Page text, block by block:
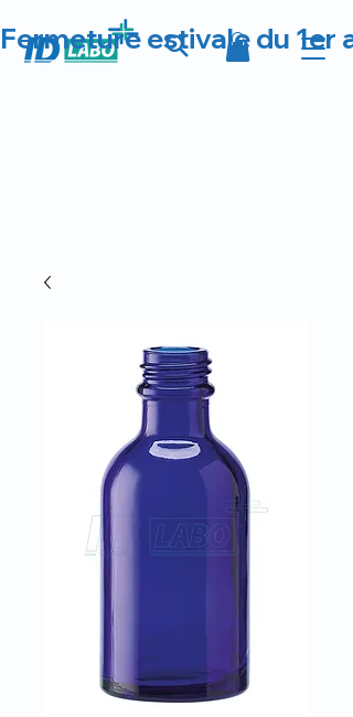
Fermeture estivale du 1er